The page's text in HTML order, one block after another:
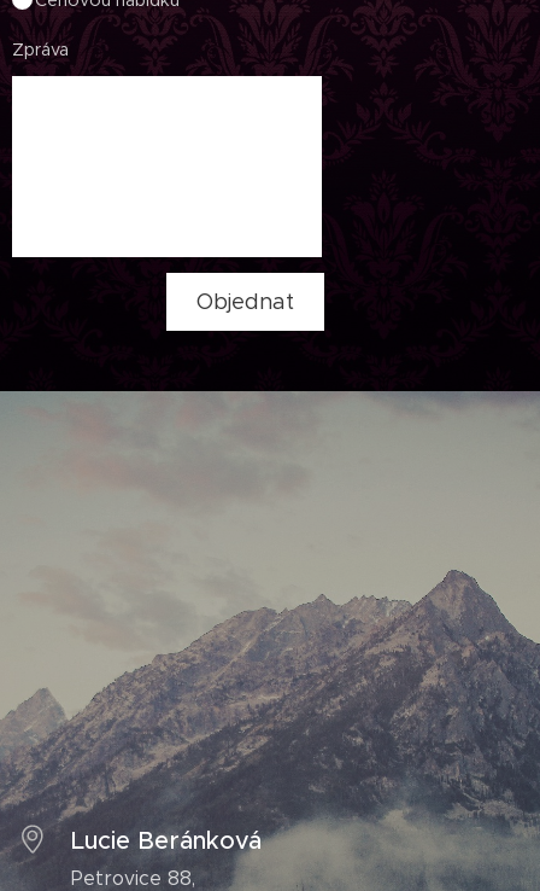
Zpráva
Objednat
Lucie Beránková
Petrovice 88,